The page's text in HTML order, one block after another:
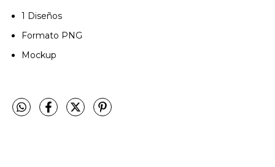
1 Diseños
Formato PNG
Mockup